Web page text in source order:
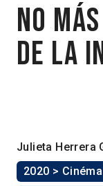
No
de la
Julieta Herrera
2020 >